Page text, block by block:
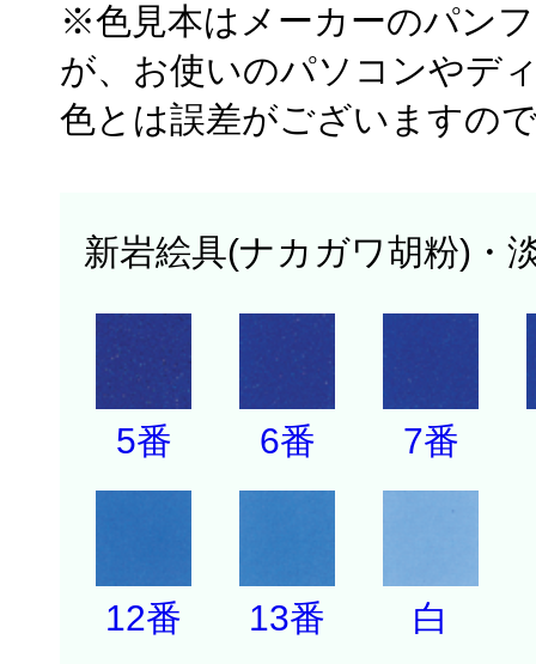
※色見本はメーカーのパン
が、お使いのパソコンやデ
色とは誤差がございますの
新岩絵具(ナカガワ胡粉)
5番 6番 7番
12番 13番 白